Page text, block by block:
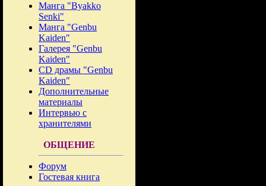
Манга "Byakko
Senki"
Манга "Genbu
Kaiden"
Галерея "Genbu
Kaiden"
CD драмы "Genbu
Kaiden"
Дополнительные
материалы
Интервью с
хранителями
ОБЩЕНИЕ
Форум
Гостевая книга